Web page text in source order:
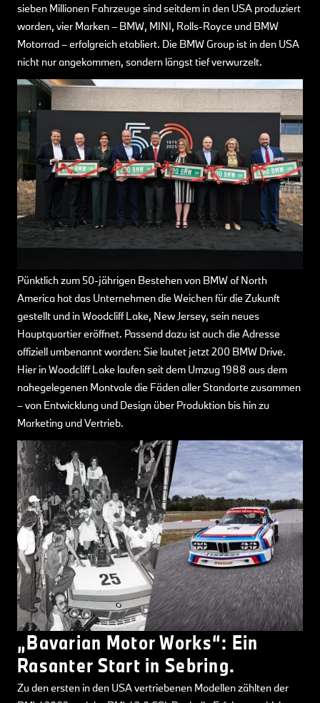
sieben Millionen Fahrzeuge sind seitdem in den USA produziert
worden, vier Marken – BMW, MINI, Rolls-Royce und BMW
Motorrad – erfolgreich etabliert. Die BMW Group ist in den USA
nicht nur angekommen, sondern längst tief verwurzelt.
Pünktlich zum 50-jährigen Bestehen von BMW of North
America hat das Unternehmen die Weichen für die Zukunft
gestellt und in Woodcliff Lake, New Jersey, sein neues
Hauptquartier eröffnet. Passend dazu ist auch die Adresse
offiziell umbenannt worden: Sie lautet jetzt 200 BMW Drive.
Hier in Woodcliff Lake laufen seit dem Umzug 1988 aus dem
nahegelegenen Montvale die Fäden aller Standorte zusammen
– von Entwicklung und Design über Produktion bis hin zu
Marketing und Vertrieb.
„Bavarian Motor Works“: Ein
Rasanter Start in Sebring.
Zu den ersten in den USA vertriebenen Modellen zählten der